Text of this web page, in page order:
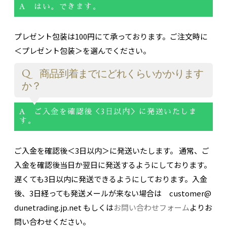
A はい。できます。
プレゼント包装は100円にて承っております。ご注文時に
＜プレゼント包装＞を選んでください。
Q 商品到着までにどれくらいかかります
か？
A ご入金を確認後＜3日以内＞に発送いたしま
す。
ご入金を確認後＜3日以内＞に発送いたします。 通常、ご
入金を確認後当日か翌日に発送するようにしております。
遅くても3日以内に発送できるようにしております。入金
後、3日経っても発送メールが来ない場合は customer@
dunetrading.jp.net もしくはお問い合わせフォームよりお
問い合わせください。